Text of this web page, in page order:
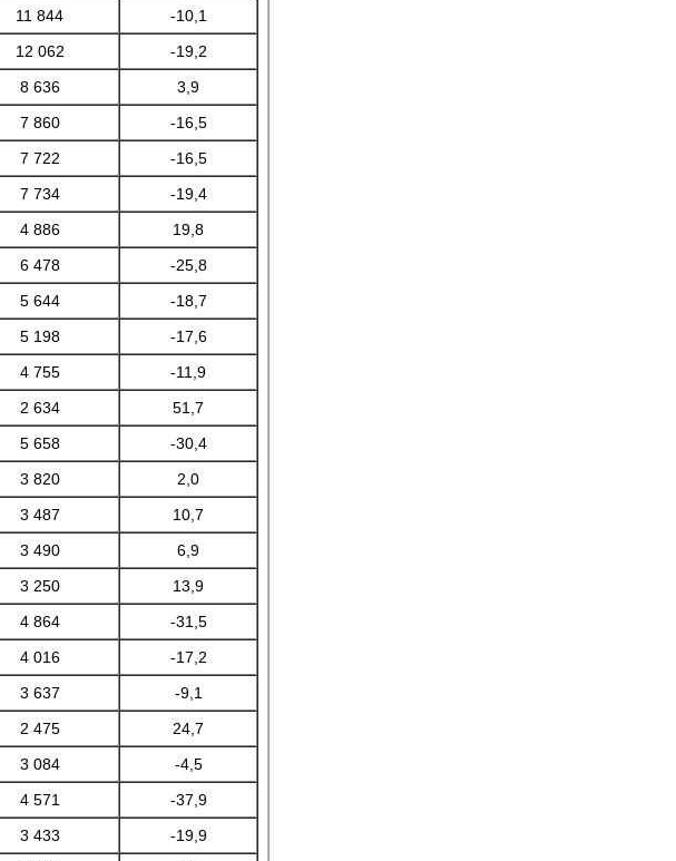
11 844
-10,1
12 062
-19,2
8 636
3,9
7 860
-16,5
7 722
-16,5
7 734
-19,4
4 886
19,8
6 478
-25,8
5 644
-18,7
5 198
-17,6
4 755
-11,9
2 634
51,7
5 658
-30,4
3 820
2,0
3 487
10,7
3 490
6,9
3 250
13,9
4 864
-31,5
4 016
-17,2
3 637
-9,1
2 475
24,7
3 084
-4,5
4 571
-37,9
3 433
-19,9